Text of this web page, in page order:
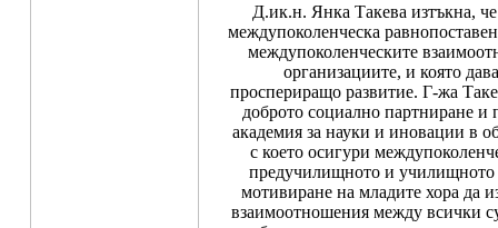
Д.ик.н. Янка Такева изтъкна,
междупоколенческа
междупоколенческите
организациите, и която
проспериращо развитие. Г-жа
доброто социално партниране
академия за науки и иновации в
с което осигури
предучилищното и училищното
мотивиране на младите хора да
взаимоотношения между всички